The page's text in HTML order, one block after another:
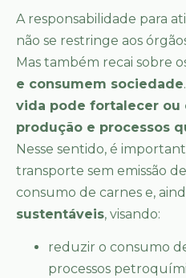
A responsabilidade para
não se restringe aos
Mas também recai sobre
e consumem sociedade
vida pode fortalecer ou
produção e processos
Nesse sentido, é
transporte sem emissão
consumo de carnes e,
sustentáveis, visando:
reduzir o consumo
processos